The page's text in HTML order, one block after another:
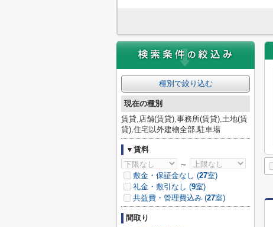
種別で絞り込む
現在の種別
賃貸,店舗(賃貸),事務所(賃貸),土地(賃
貸),住宅以外建物全部,駐車場
▼賃料
～
敷金・保証金なし (27室)
礼金・敷引なし (9室)
共益費・管理費込み (27室)
間取り